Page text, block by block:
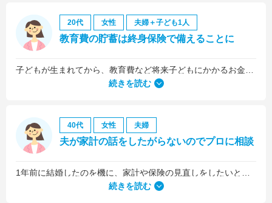
20代 女性 夫婦＋子ども1人
教育費の貯蓄は終身保険で備えることに
続きを読む
40代 女性 夫婦
夫が家計の話をしたがらないのでプロに相談
続きを読む